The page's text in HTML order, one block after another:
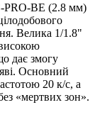
PRO-BE (2.8 мм)
Велика 1/1.8"
дає змогу
Основний
20 к/с, а
«мертвих зон».